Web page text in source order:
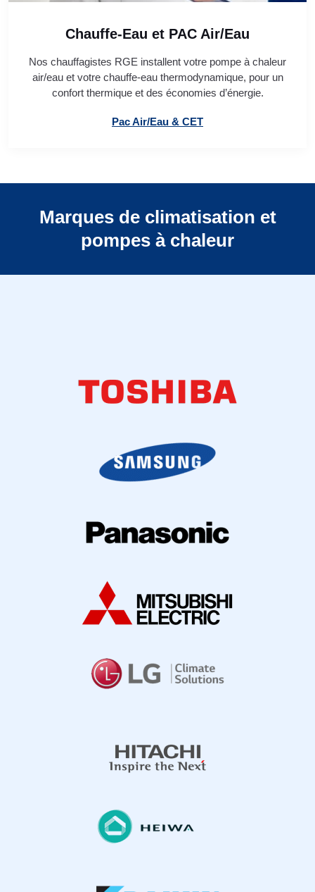
Chauffe-Eau et PAC Air/Eau
Nos chauffagistes RGE installent votre pompe à chaleur
air/eau et votre chauffe-eau thermodynamique, pour un
confort thermique et des économies d’énergie.
Pac Air/Eau & CET
Marques de climatisation et
pompes à chaleur